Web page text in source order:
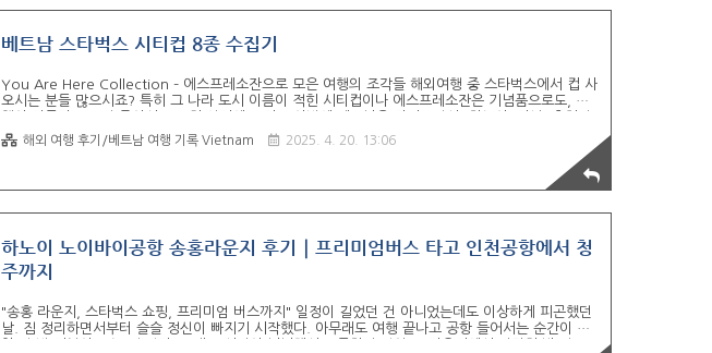
베트남 스타벅스 시티컵 8종 수집기
You Are Here Collection – 에스프레소잔으로 모은 여행의 조각들 해외여행 중 스타벅스에서 컵 사
오시는 분들 많으시죠? 특히 그 나라 도시 이름이 적힌 시티컵이나 에스프레소잔은 기념품으로도, 여
나트랑, 푸꾸옥, 호이안"까지 스타벅스 에스프레소컵을 총 8개 수집했습니다. 도시별 컵 디자인이 전
부 달라서 보는 재미도 있고, 여행 중 들렀던 장소들과 매칭해보는 맛도 쏠쏠하더라구요.에스프레소는
안 마셔요 사실ㅋㅋ 그냥 이 작은 컵 하나가, 그 도시의 공기와 감정을 담고 있는 느낌이라 이번엔 진짜
해외 여행 후기/베트남 여행 기록 Vietnam 2025. 4. 20. 13:06
하노이 노이바이공항 송홍라운지 후기｜프리미엄버스 타고 인천공항에서 청
주까지
"송홍 라운지, 스타벅스 쇼핑, 프리미엄 버스까지" 일정이 길었던 건 아니었는데도 이상하게 피곤했던
날. 짐 정리하면서부터 슬슬 정신이 빠지기 시작했다. 아무래도 여행 끝나고 공항 들어서는 순간이 제